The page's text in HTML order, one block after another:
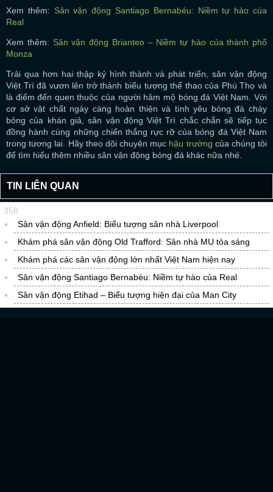
Xem thêm: Sân vận động Santiago Bernabéu: Niềm tự hào của
Real
Xem thêm: Sân vận động Brianteo – Niềm tự hào của thành phố
Monza
Trải qua hơn hai thập kỷ hình thành và phát triển, sân vận động
Việt Trì đã vươn lên trở thành biểu tượng thể thao của Phú Thọ và
là điểm đến quen thuộc của người hâm mộ bóng đá Việt Nam. Với
cơ sở vật chất ngày càng hoàn thiện và tình yêu bóng đá cháy
bỏng của khán giả, sân vận động Việt Trì chắc chắn sẽ tiếp tục
đồng hành cùng những chiến thắng rực rỡ của bóng đá Việt Nam
trong tương lai. Hãy theo dõi chuyên mục hậu trường của chúng tôi
để tìm hiểu thêm nhiều sân vận động bóng đá khác nữa nhé.
TIN LIÊN QUAN
358
Sân vận động Anfield: Biểu tượng sân nhà Liverpool
Khám phá sân vận động Old Trafford: Sân nhà MU tỏa sáng
Khám phá các sân vận động lớn nhất Việt Nam hiện nay
Sân vận động Santiago Bernabéu: Niềm tự hào của Real
Sân vận động Etihad – Biểu tượng hiện đại của Man City